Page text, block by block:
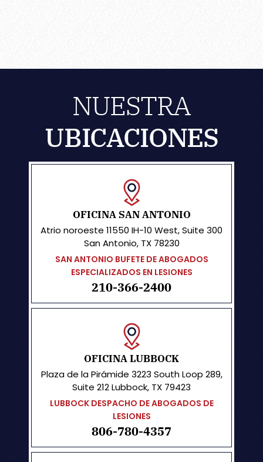
NUESTRA
UBICACIONES
OFICINA SAN ANTONIO
Atrio noroeste 11550 IH-10 West, Suite 300
San Antonio, TX 78230
SAN ANTONIO BUFETE DE ABOGADOS
ESPECIALIZADOS EN LESIONES
210-366-2400
OFICINA LUBBOCK
Plaza de la Pirámide 3223 South Loop 289,
Suite 212 Lubbock, TX 79423
LUBBOCK DESPACHO DE ABOGADOS DE
LESIONES
806-780-4357